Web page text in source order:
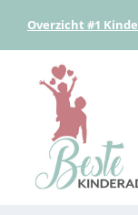
Overzicht #1